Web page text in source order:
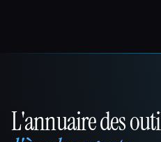
That AI Collection
L'annuaire des